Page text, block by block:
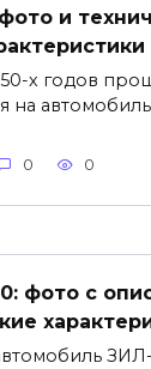
и
50-х годов
на
0 0
фото с